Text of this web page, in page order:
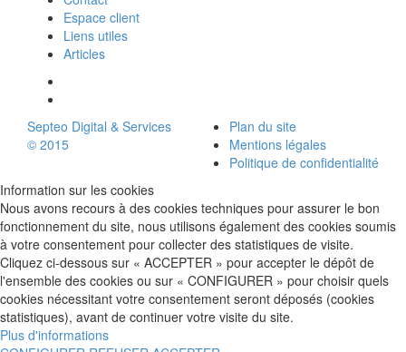
Espace client
Liens utiles
Articles
Plan du site
Mentions légales
Politique de confidentialité
Septeo Digital & Services
© 2015
Information sur les cookies
Nous avons recours à des cookies techniques pour assurer le bon
fonctionnement du site, nous utilisons également des cookies soumis
à votre consentement pour collecter des statistiques de visite.
Cliquez ci-dessous sur « ACCEPTER » pour accepter le dépôt de
l'ensemble des cookies ou sur « CONFIGURER » pour choisir quels
cookies nécessitant votre consentement seront déposés (cookies
statistiques), avant de continuer votre visite du site.
Plus d'informations